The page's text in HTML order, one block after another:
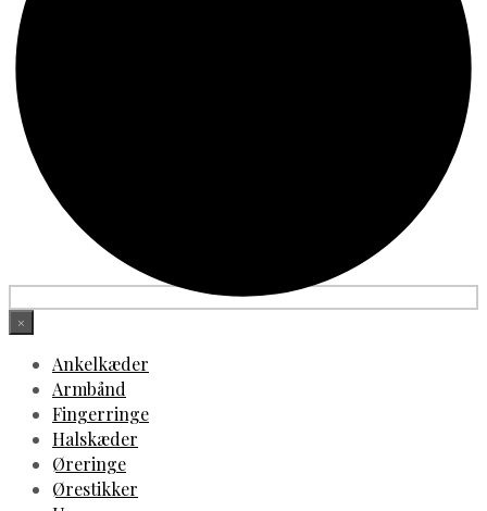
×
Ankelkæder
Armbånd
Fingerringe
Halskæder
Øreringe
Ørestikker